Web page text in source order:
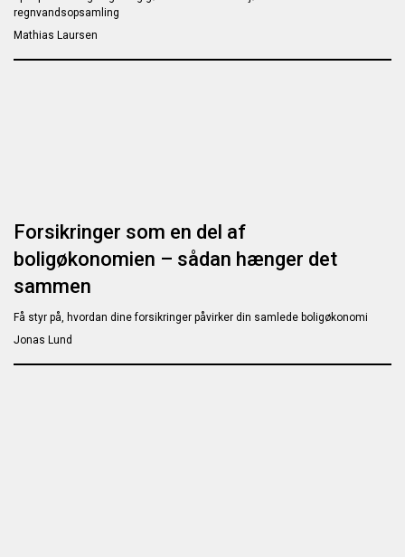
regnvandsopsamling
Mathias Laursen
Forsikringer som en del af
boligøkonomien – sådan hænger det
sammen
Få styr på, hvordan dine forsikringer påvirker din samlede boligøkonomi
Jonas Lund